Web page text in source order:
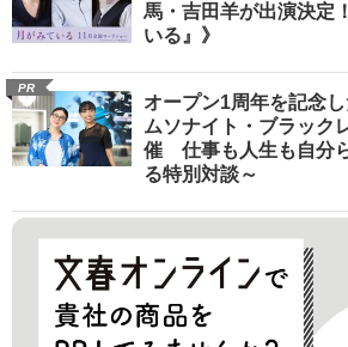
馬・吉田羊が出演決定
いる』》
PR
オープン1周年を記念
ムソナイト・ブラック
催 仕事も人生も自分
る特別対談～